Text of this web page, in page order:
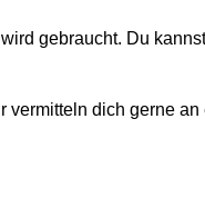
gebraucht. Du
dich gerne an